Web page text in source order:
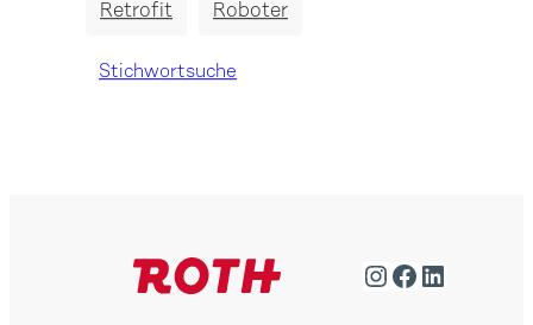
Retrofit Roboter
Stichwortsuche
Instagram
Facebook
LinkedIn